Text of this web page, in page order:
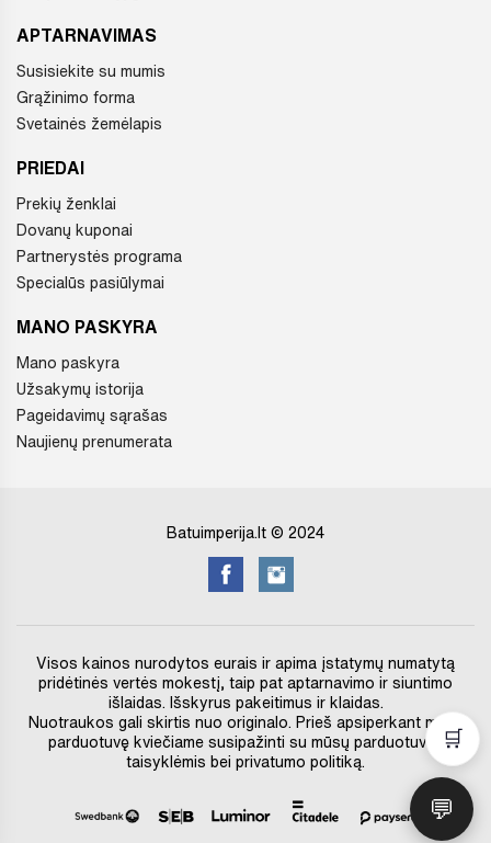
APTARNAVIMAS
Susisiekite su mumis
Grąžinimo forma
Svetainės žemėlapis
PRIEDAI
Prekių ženklai
Dovanų kuponai
Partnerystės programa
Specialūs pasiūlymai
MANO PASKYRA
Mano paskyra
Užsakymų istorija
Pageidavimų sąrašas
Naujienų prenumerata
Batuimperija.lt © 2024
Visos kainos nurodytos eurais ir apima įstatymų numatytą
pridėtinės vertės mokestį, taip pat aptarnavimo ir siuntimo
išlaidas. Išskyrus pakeitimus ir klaidas.
Nuotraukos gali skirtis nuo originalo. Prieš apsiperkant mūsų
parduotuvę kviečiame susipažinti su mūsų parduotuvės
taisyklėmis bei privatumo politiką.
🛒
💬